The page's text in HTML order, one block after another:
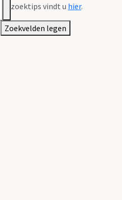
zoektips vindt u hier.
Zoekvelden legen